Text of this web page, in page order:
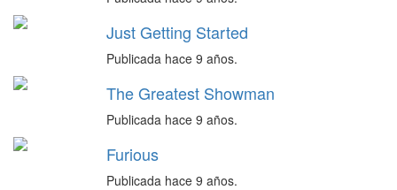
Just Getting Started
Publicada hace 9 años.
The Greatest Showman
Publicada hace 9 años.
Furious
Publicada hace 9 años.